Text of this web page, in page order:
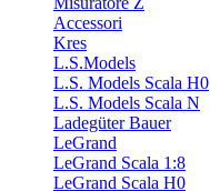
Accessori
Kres
L.S.Models
L.S. Models Scala H0
L.S. Models Scala N
Ladegüter Bauer
LeGrand
LeGrand Scala 1:8
LeGrand Scala H0